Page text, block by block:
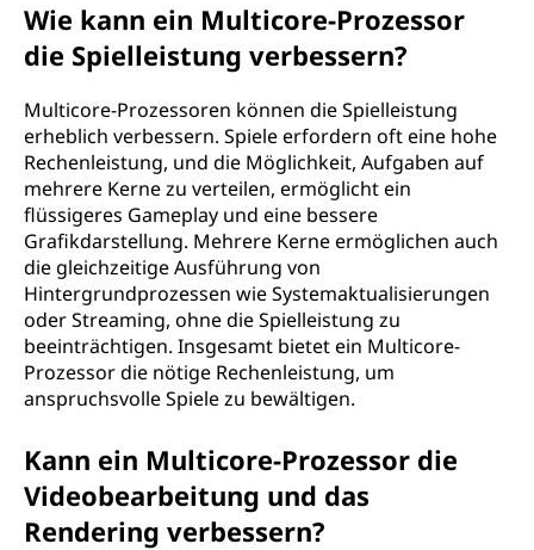
Wie kann ein Multicore-Prozessor
die Spielleistung verbessern?
Multicore-Prozessoren können die Spielleistung
erheblich verbessern. Spiele erfordern oft eine hohe
Rechenleistung, und die Möglichkeit, Aufgaben auf
mehrere Kerne zu verteilen, ermöglicht ein
flüssigeres Gameplay und eine bessere
Grafikdarstellung. Mehrere Kerne ermöglichen auch
die gleichzeitige Ausführung von
Hintergrundprozessen wie Systemaktualisierungen
oder Streaming, ohne die Spielleistung zu
beeinträchtigen. Insgesamt bietet ein Multicore-
Prozessor die nötige Rechenleistung, um
anspruchsvolle Spiele zu bewältigen.
Kann ein Multicore-Prozessor die
Videobearbeitung und das
Rendering verbessern?